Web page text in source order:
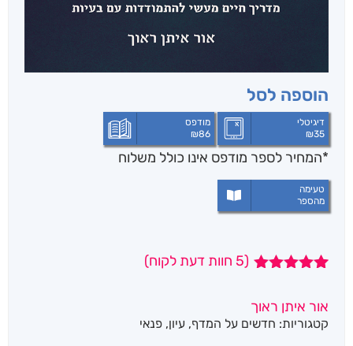
הוספה לסל
דיגיטלי
₪35
מודפס
₪86
*המחיר לספר מודפס אינו כולל משלוח
טעימה
מהספר
מבוסס על
דירוגים של
(
5 חוות דעת לקוח)
אור איתן ראוך
קטגוריות: חדשים על המדף, עיון, פנאי